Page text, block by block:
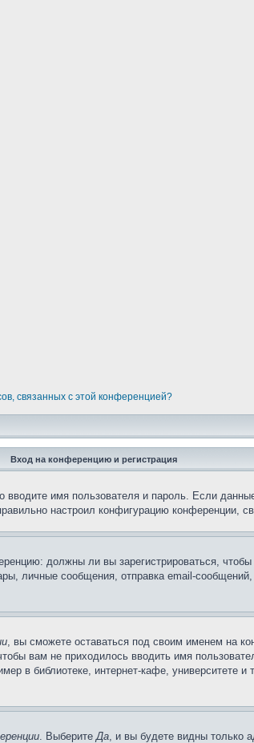
связанных с этой конференцией?
Вход на конференцию и регистрация
имя пользователя и пароль. Если
настроил конфигурацию конференции,
должны ли вы зарегистрироваться,
личные сообщения, отправка email-сообщений,
, вы сможете оставаться под своим именем на
вам не приходилось вводить имя
в библиотеке, интернет-кафе, университете и
. ВыберитеДа, и вы будете видны только